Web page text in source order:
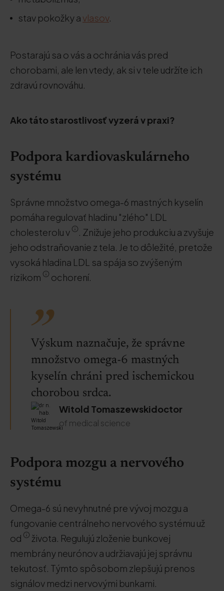
stav pokožky a vlasov.
Postarajú sa o vás a ochránia vás pred
chorobami, ale len vtedy, ak si v tele udržíte ich
zdravú rovnováhu.
Ako táto starostlivosť vyzerá v praxi?
Podpora kardiovaskulárneho
systému
Správne množstvo omega-6 mastných kyselín
pomáha regulovať hladinu "zlého" LDL
cholesterolu v
. Znižuje jeho produkciu a zvyšuje
jeho odstraňovanie z tela. Je to dôležité, pretože
vysoká hladina LDL sa spája so zvýšeným
rizikom
ochorení.
Výskum naznačuje, že správne
množstvo omega-6 mastných
kyselín chráni pred ischemickou
chorobou srdca.
Witold Tomaszewskidoctor
of medical science
Podpora mozgu a nervového
systému
Omega-6 sú nevyhnutné pre vývoj mozgu a
fungovanie centrálneho nervového systému už
od
života. Regulujú zloženie bunkovej
membrány neurónov a udržiavajú jej správnu
tekutosť. Týmto spôsobom zlepšujú prenos
signálov medzi nervovými bunkami.